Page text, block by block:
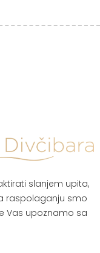
slanjem upita,
raspolaganju smo
Vas upoznamo sa